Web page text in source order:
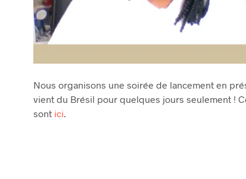
Nous organisons une soirée de lancement en
vient du Brésil pour quelques jours seulement !
sont ici.